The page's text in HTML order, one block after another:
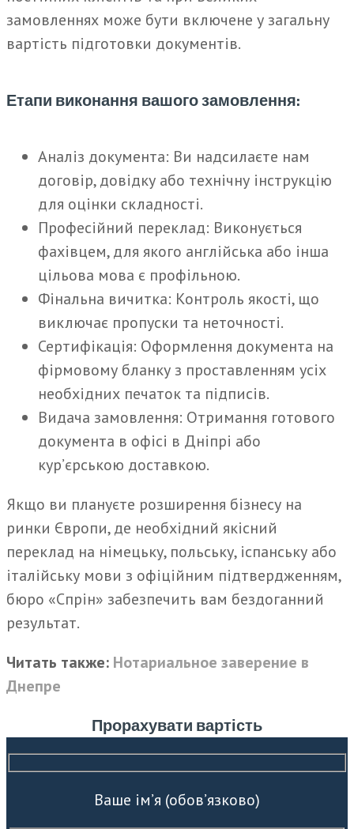
замовленнях може бути включене у загальну
вартість підготовки документів.
Етапи виконання вашого замовлення:
Аналіз документа: Ви надсилаєте нам
договір, довідку або технічну інструкцію
для оцінки складності.
Професійний переклад: Виконується
фахівцем, для якого англійська або інша
цільова мова є профільною.
Фінальна вичитка: Контроль якості, що
виключає пропуски та неточності.
Сертифікація: Оформлення документа на
фірмовому бланку з проставленням усіх
необхідних печаток та підписів.
Видача замовлення: Отримання готового
документа в офісі в Дніпрі або
кур’єрською доставкою.
Якщо ви плануєте розширення бізнесу на
ринки Європи, де необхідний якісний
переклад на німецьку, польську, іспанську або
італійську мови з офіційним підтвердженням,
бюро «Спрін» забезпечить вам бездоганний
результат.
Читать также: Нотариальное заверение в
Днепре
Прорахувати вартість
Ваше ім’я (обов’язково)